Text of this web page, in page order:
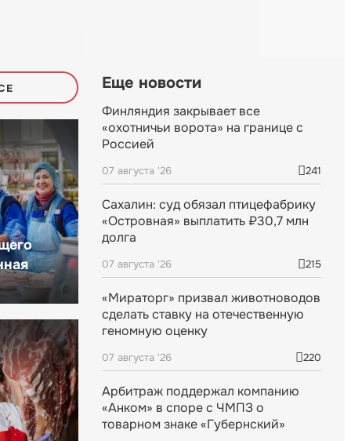
Еще новости
Финляндия закрывает все
«охотничьи ворота» на границе с
Россией
07 августа '26 241
Сахалин: суд обязал птицефабрику
«Островная» выплатить ₽30,7 млн
долга
07 августа '26 215
«Мираторг» призвал животноводов
сделать ставку на отечественную
геномную оценку
07 августа '26 220
Арбитраж поддержал компанию
«Анком» в споре с ЧМПЗ о
товарном знаке «Губернский»